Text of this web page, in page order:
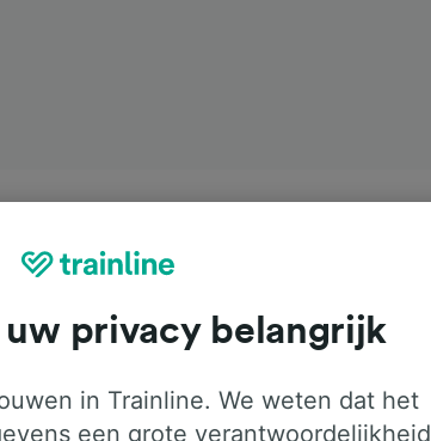
privacy belangrijk
in Trainline. We weten dat het
een grote verantwoordelijkheid